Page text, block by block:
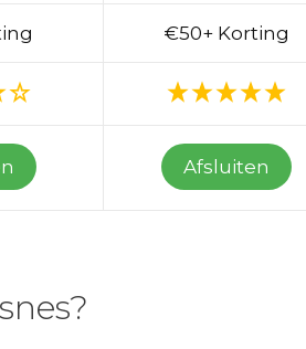
€50+ Korting
Afsluiten